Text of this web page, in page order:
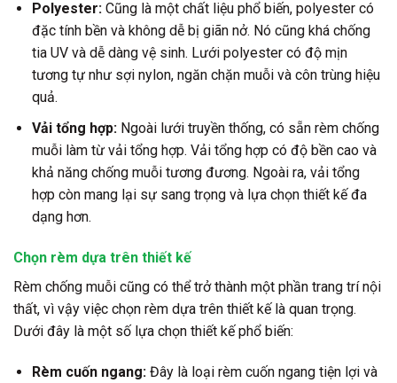
Polyester: Cũng là một chất liệu phổ biến, polyester có
đặc tính bền và không dễ bị giãn nở. Nó cũng khá chống
tia UV và dễ dàng vệ sinh. Lưới polyester có độ mịn
tương tự như sợi nylon, ngăn chặn muỗi và côn trùng hiệu
quả.
Vải tổng hợp:Ngoài lưới truyền thống, có sẵn rèm chống
muỗi làm từ vải tổng hợp. Vải tổng hợp có độ bền cao và
khả năng chống muỗi tương đương. Ngoài ra, vải tổng
hợp còn mang lại sự sang trọng và lựa chọn thiết kế đa
dạng hơn.
Chọn rèm dựa trên thiết kế
Rèm chống muỗi cũng có thể trở thành một phần trang trí nội
thất, vì vậy việc chọn rèm dựa trên thiết kế là quan trọng.
Dưới đây là một số lựa chọn thiết kế phổ biến:
Rèm cuốn ngang:Đây là loại rèm cuốn ngang tiện lợi và